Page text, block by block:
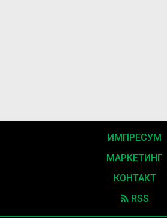
ИМПРЕСУМ
МАРКЕТИНГ
КОНТАКТ
RSS